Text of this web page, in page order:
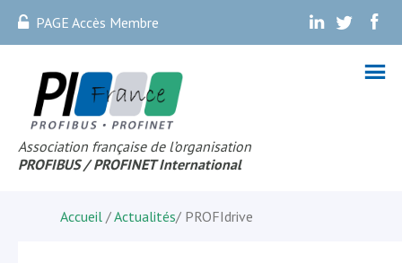
PAGE Accès Membre . . .
Association française de l’organisation
PROFIBUS / PROFINET International
Accueil /Actualités/ PROFIdrive